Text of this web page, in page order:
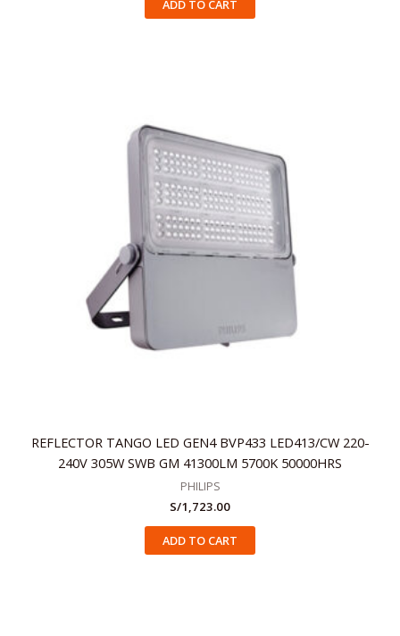
ADD TO CART
REFLECTOR TANGO LED GEN4 BVP433 LED413/CW 220-
240V 305W SWB GM 41300LM 5700K 50000HRS
PHILIPS
S/1,723.00
ADD TO CART